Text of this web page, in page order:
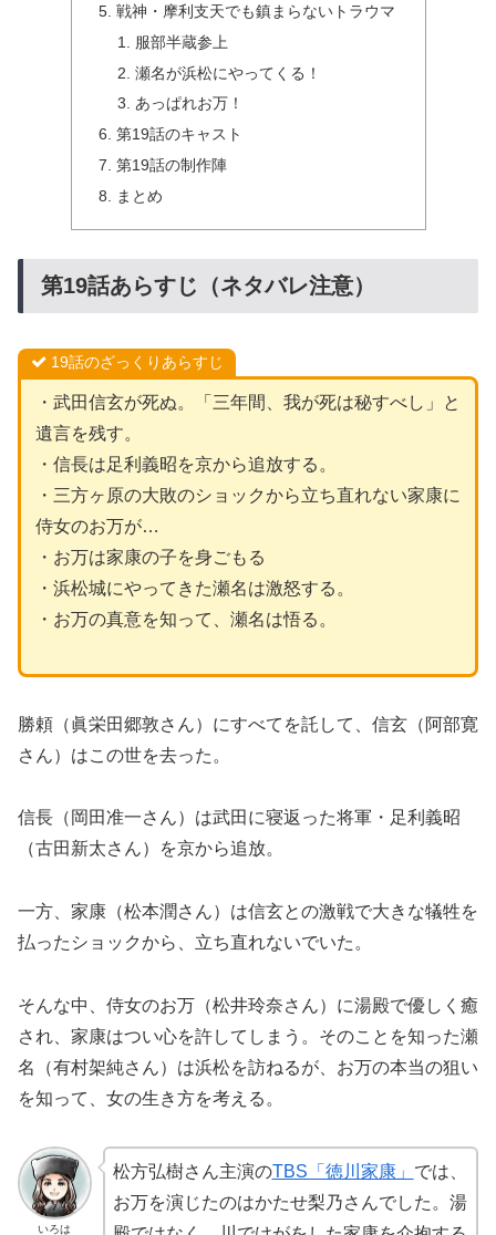
戦神・摩利支天でも鎮まらないトラウマ
服部半蔵参上
瀬名が浜松にやってくる！
あっぱれお万！
第19話のキャスト
第19話の制作陣
まとめ
第19話あらすじ（ネタバレ注意）
19話のざっくりあらすじ
・武田信玄が死ぬ。「三年間、我が死は秘すべし」と
遺言を残す。
・信長は足利義昭を京から追放する。
・三方ヶ原の大敗のショックから立ち直れない家康に
侍女のお万が…
・お万は家康の子を身ごもる
・浜松城にやってきた瀬名は激怒する。
・お万の真意を知って、瀬名は悟る。
勝頼（眞栄田郷敦さん）にすべてを託して、信玄（阿部寛
さん）はこの世を去った。
信長（岡田准一さん）は武田に寝返った将軍・足利義昭
（古田新太さん）を京から追放。
一方、家康（松本潤さん）は信玄との激戦で大きな犠牲を
払ったショックから、立ち直れないでいた。
そんな中、侍女のお万（松井玲奈さん）に湯殿で優しく癒
され、家康はつい心を許してしまう。そのことを知った瀬
名（有村架純さん）は浜松を訪ねるが、お万の本当の狙い
を知って、女の生き方を考える。
いろは
松方弘樹さん主演のTBS「徳川家康」 では、
お万を演じたのはかたせ梨乃さんでした。湯